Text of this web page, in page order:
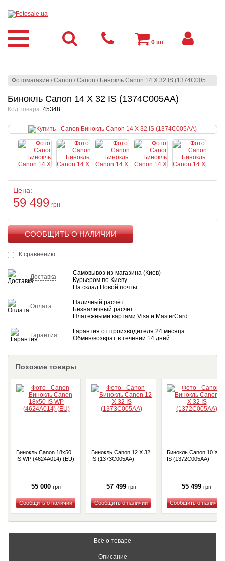
Фотомагазин /Canon /Canon / Бинокль Canon 14 X 32 IS (1374C005AA)
Бинокль Canon 14 X 32 IS (1374C005AA)
Код товара: 45348
Цена:
59 499 грн
К сравнению
Доставка
Самовывоз из магазина (Киев)
Курьером по Киеву
На склад Новой почты
Оплата
Наличный расчёт
Безналичный расчёт
Платежными картами Visa и MasterCard
Гарантия
Гарантия от производителя 24 месяца.
Обмен/возврат в течении 14 дней
Похожие товары
Бинокль Canon 18x50
IS WP (4624A014) (EU)
55 000 грн
Купить
Бинокль Canon 12 X 32
IS (1373C005AA)
57 499 грн
Купить
Бинокль Canon 10 X 32
IS (1372C005AA)
55 499 грн
Купить
Всё о товаре
Описание
0 шт